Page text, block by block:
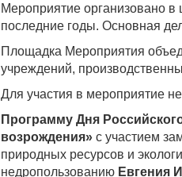
Мероприятие организовано
последние годы. Основная
Площадка Мероприятия
учреждений,
Для участия в мероприятие
Программу Дня
возрождения» с участием
природных ресурсов и
недропользованию Евгения